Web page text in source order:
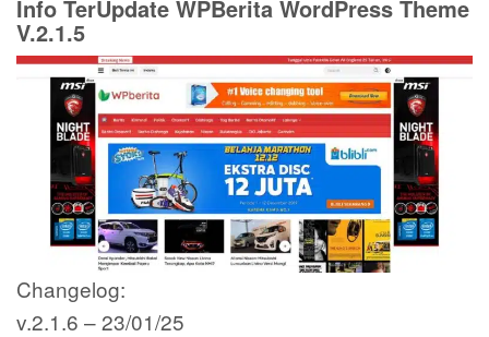
Info TerUpdate WPBerita WordPress Theme
V.2.1.5
Changelog:
v.2.1.6 – 23/01/25